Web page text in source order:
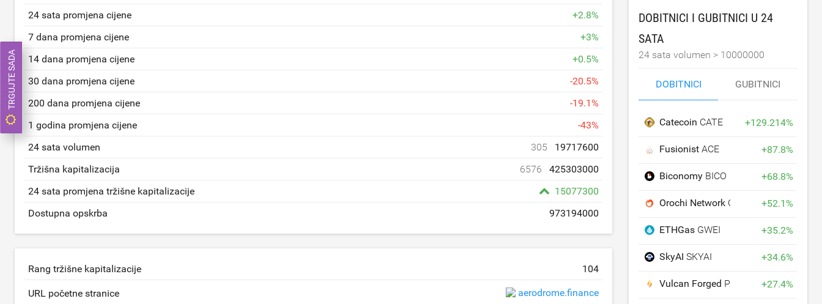
24 sata promjena cijene
+2.8%
7 dana promjena cijene
+3%
14 dana promjena cijene
+0.5%
30 dana promjena cijene
-20.5%
200 dana promjena cijene
-19.1%
1 godina promjena cijene
-43%
24 sata volumen
305
19717600
Tržišna kapitalizacija
6576
425303000
24 sata promjena tržišne kapitalizacije
15077300
Dostupna opskrba
973194000
Rang tržišne kapitalizacije 104
URL početne stranice aerodrome.finance
DOBITNICI I GUBITNICI U 24
SATA
24 sata volumen > 10000000
DOBITNICI GUBITNICI
Catecoin CATE +129.214%
FusionistACE +87.8%
Biconomy BICO +68.8%
Orochi Network ON +52.1%
ETHGas GWEI +35.2%
SkyAISKYAI +34.6%
Vulcan Forged PYR +27.4%
TRGUJTE SADA